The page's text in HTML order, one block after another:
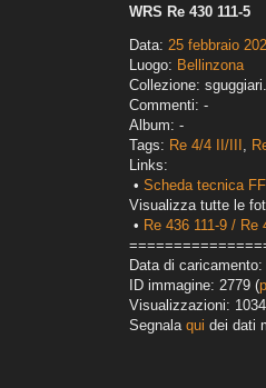
WRS Re 430 111-5
Data: 25 febbraio
Luogo: Bellinzona
Collezione:
Commenti: -
Album: -
Tags: Re 4/4 II/III ,
Links:
• Scheda tecnica
Visualizza tutte le
• Re 436 111-9 / Re
Data di
ID immagine: 2779 (
Visualizzazioni: 1034
Segnala qui dei dati